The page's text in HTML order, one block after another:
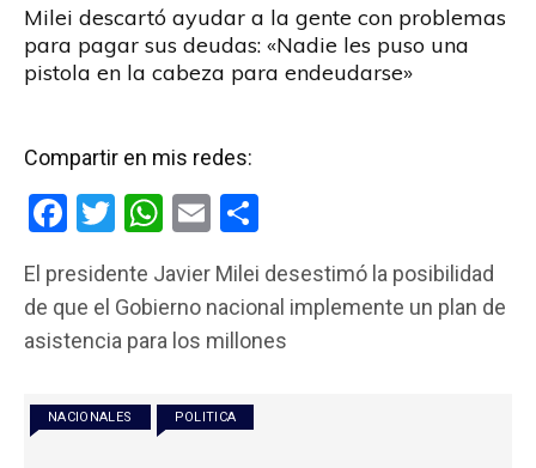
Milei descartó ayudar a la gente con problemas
para pagar sus deudas: «Nadie les puso una
pistola en la cabeza para endeudarse»
Compartir en mis redes:
F
ce
b
o
k
T
tt
er
W
at
s
p
p
E
ail m
p
El presidente Javier Milei desestimó la posibilidad
de que el Gobierno nacional implemente un plan de
asistencia para los millones
NACIONALES POLITICA